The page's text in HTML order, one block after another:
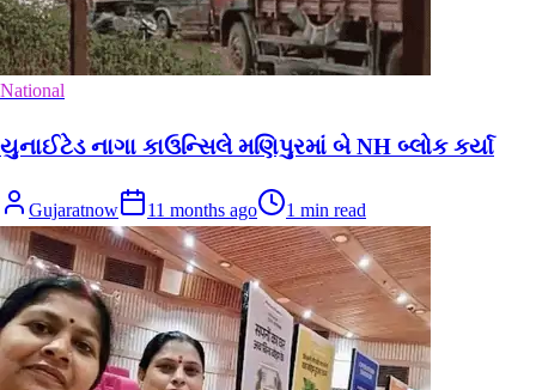
National
યુનાઈટેડ નાગા કાઉન્સિલે મણિપુરમાં બે NH બ્લોક કર્યા
Gujaratnow 11 months ago 1 min read